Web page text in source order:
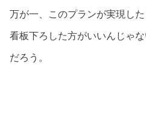
万が一、このプランが実現し
看板下ろした方がいいんじゃ
だろう。